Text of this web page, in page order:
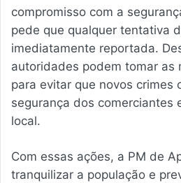
compromisso com a
pede que qualquer tentativa
imediatamente reportada.
autoridades podem tomar as
para evitar que novos crimes
segurança dos comerciantes
local.
Com essas ações, a PM de
tranquilizar a população e